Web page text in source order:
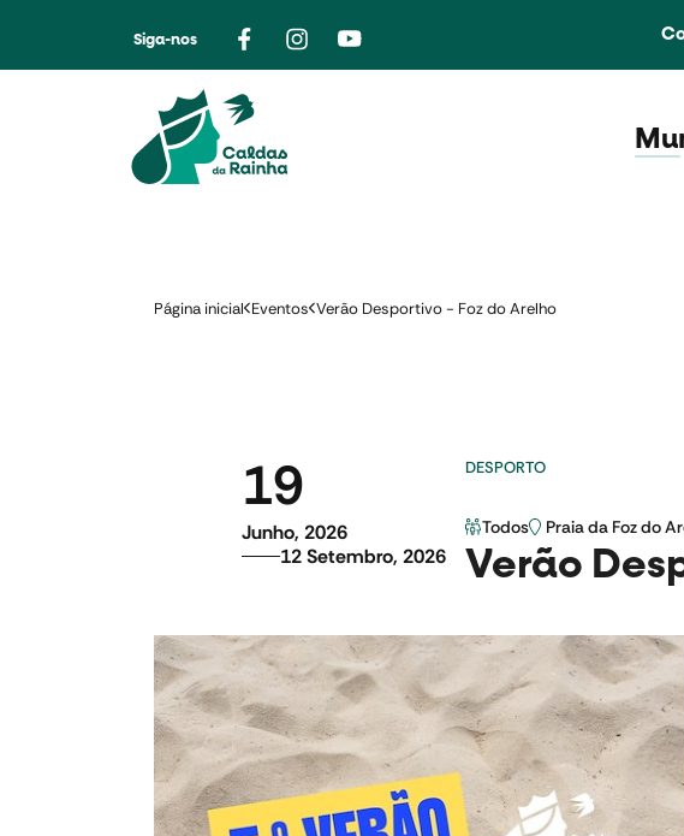
Siga-nos
Página inicial Eventos Verão Desportivo - Foz do Arelho
19
Junho, 2026
12 Setembro, 2026
DESPORTO
Verão
Todos Praia da Foz do